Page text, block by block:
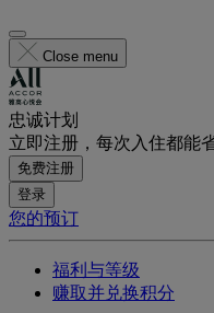
Close menu
忠诚计划
立即注册，每次入住都能
免费注册
登录
您的预订
福利与等级
赚取并兑换积分